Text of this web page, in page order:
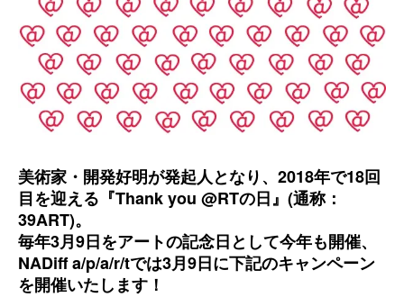
美術家・開発好明が発起人となり、2018年で18回
目を迎える『Thank you @RTの日』(通称：
39ART)。
毎年3月9日をアートの記念日として今年も開催、
NADiff a/p/a/r/tでは3月9日に下記のキャンペーン
を開催いたします！